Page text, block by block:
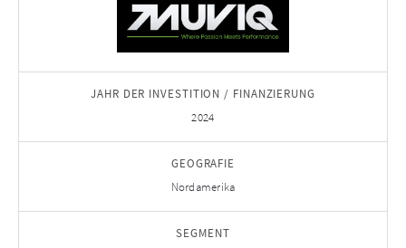
JAHR DER INVESTITION / FINANZIERUNG
2024
GEOGRAFIE
Nordamerika
SEGMENT